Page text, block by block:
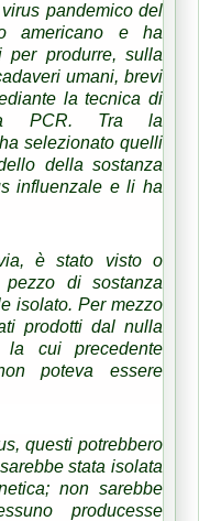
pandemico del
americano e ha
produrre, sulla
umani, brevi
la tecnica di
PCR. Tra la
selezionato quelli
della sostanza
influenzale e li ha
è stato visto o
di sostanza
isolato. Per mezzo
prodotti dal nulla
cui precedente
poteva essere
questi potrebbero
stata isolata
non sarebbe
producesse